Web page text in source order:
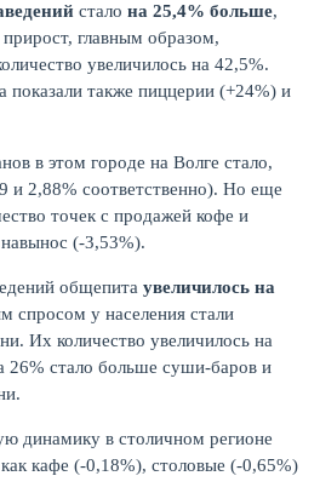
стало на 25,4% больше,
главным образом,
увеличилось на 42,5%.
показали также пиццерии (+24%) и
в этом городе на Волге стало,
и 2,88% соответственно). Но еще
точек с продажей кофе и
навынос (-3,53%).
общепита увеличилось на
спросом у населения стали
Их количество увеличилось на
стало больше суши-баров и
динамику в столичном регионе
кафе (-0,18%), столовые (-0,65%)